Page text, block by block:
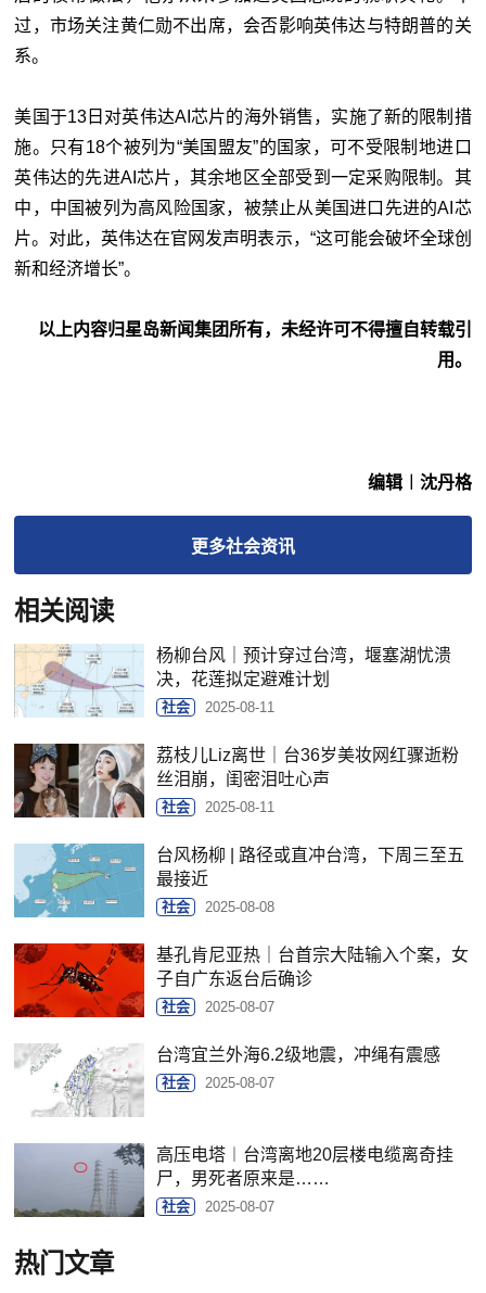
过，市场关注黄仁勋不出席，会否影响英伟达与特朗普的关
系。
美国于13日对英伟达AI芯片的海外销售，实施了新的限制措
施。只有18个被列为“美国盟友”的国家，可不受限制地进口
英伟达的先进AI芯片，其余地区全部受到一定采购限制。其
中，中国被列为高风险国家，被禁止从美国进口先进的AI芯
片。对此，英伟达在官网发声明表示，“这可能会破坏全球创
新和经济增长”。
以上内容归星岛新闻集团所有，未经许可不得擅自转载引
用。
编辑︱沈丹格
更多社会资讯
相关阅读
杨柳台风｜预计穿过台湾，堰塞湖忧溃
决，花莲拟定避难计划
社会 2025-08-11
荔枝儿Liz离世｜台36岁美妆网红骤逝粉
丝泪崩，闺密泪吐心声
社会 2025-08-11
台风杨柳 | 路径或直冲台湾，下周三至五
最接近
社会 2025-08-08
基孔肯尼亚热｜台首宗大陆输入个案，女
子自广东返台后确诊
社会 2025-08-07
台湾宜兰外海6.2级地震，冲绳有震感
社会 2025-08-07
高压电塔︱台湾离地20层楼电缆离奇挂
尸，男死者原来是……
社会 2025-08-07
热门文章